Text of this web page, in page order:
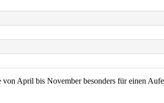
April bis November besonders für einen